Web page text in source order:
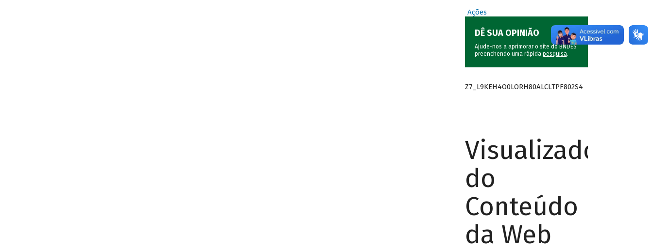
Ações
DÊ SUA OPINIÃO
Ajude-nos a aprimorar o site do BNDES
preenchendo uma rápida pesquisa.
Z7_L9KEH4O0LORH80ALCLTPF802S4
Visualizador
do
Conteúdo
da Web